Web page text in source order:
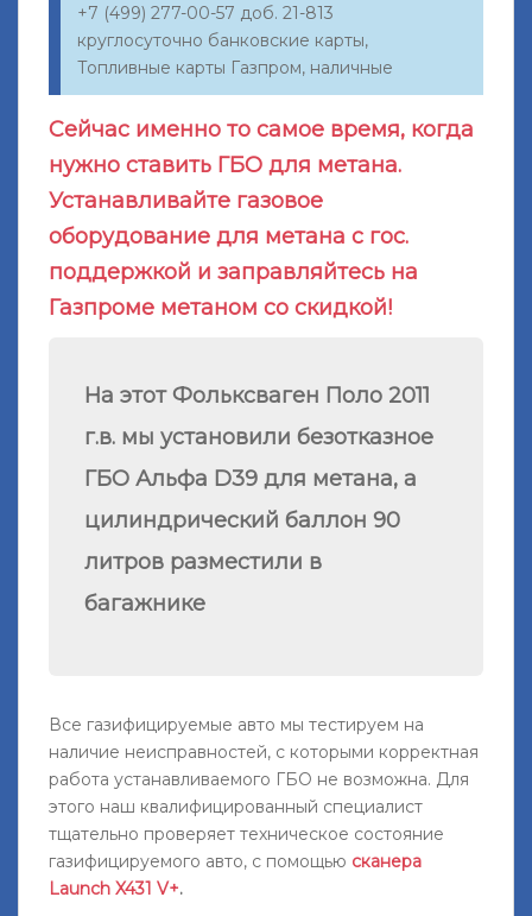
+7 (499) 277-00-57 доб. 21-813
круглосуточно банковские карты,
Топливные карты Газпром, наличные
Сейчас именно то самое время, когда
нужно ставить ГБО для метана.
Устанавливайте газовое
оборудование для метана с гос.
поддержкой и заправляйтесь на
Газпроме метаном со скидкой!
На этот Фольксваген Поло 2011
г.в. мы установили безотказное
ГБО Альфа D39 для метана, а
цилиндрический баллон 90
литров разместили в
багажнике
Все газифицируемые авто мы тестируем на
наличие неисправностей, с которыми корректная
работа устанавливаемого ГБО не возможна. Для
этого наш квалифицированный специалист
тщательно проверяет техническое состояние
газифицируемого авто, с помощью сканера
Launch X431 V+.